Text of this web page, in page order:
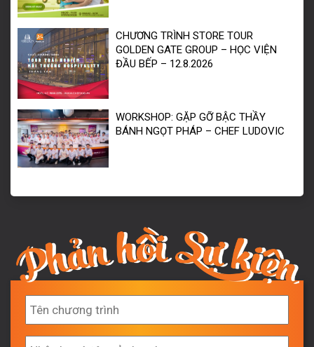
CHƯƠNG TRÌNH STORE TOUR
GOLDEN GATE GROUP – HỌC VIỆN
ĐẦU BẾP – 12.8.2026
WORKSHOP: GẶP GỠ BẬC THẦY
BÁNH NGỌT PHÁP – CHEF LUDOVIC